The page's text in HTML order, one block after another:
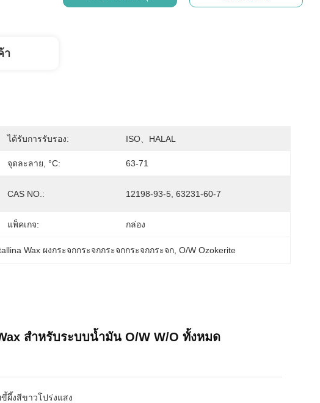
า
ได้รับการรับรอง: ISO、HALAL
จุดละลาย, °C: 63-71
CAS NO.: 12198-93-5, 63231-60-7
แพ็คเกจ: กล่อง
Wax ผงกระจกกระจกกระจกกระจกกระจก , O/W Ozokerite
สำหรับระบบน้ำมัน O/W W/O ทั้งหมด
ผึ้งสีขาวโปร่งแสง